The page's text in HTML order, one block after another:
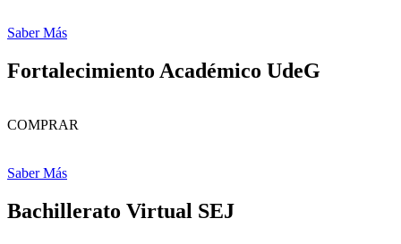
Saber Más
Fortalecimiento Académico UdeG
COMPRAR
Saber Más
Bachillerato Virtual SEJ